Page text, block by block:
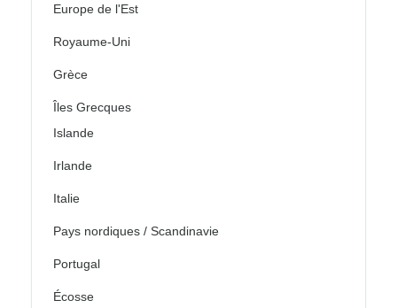
Europe de l'Est
Royaume-Uni
Grèce
Îles Grecques
Islande
Irlande
Italie
Pays nordiques / Scandinavie
Portugal
Écosse